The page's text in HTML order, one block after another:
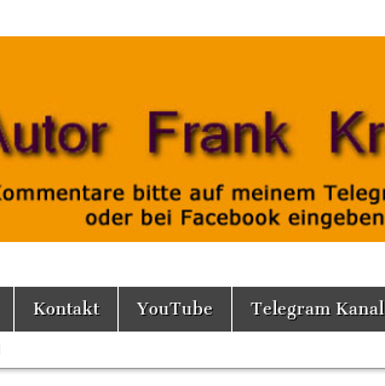
Kontakt YouTube Telegram Kanal